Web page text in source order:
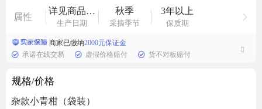
属性
详见商品外包装
生产日期
秋季
采摘季节
3年以上
保质期
商家已缴纳2000元保证金
承诺在线交易
虚假价格赔付 货不对板赔付
规格/价格
杂款小青柑（袋装）